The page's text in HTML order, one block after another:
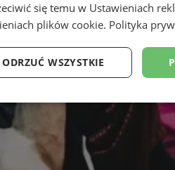
się temu w Ustawieniach
plików cookie. Polityka
ODRZUĆ WSZYSTKIE
Targetowanie